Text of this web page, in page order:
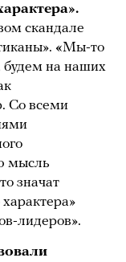
скандале
«Мы-то
будем на наших
Со всеми
мысль
значат
лидеров».